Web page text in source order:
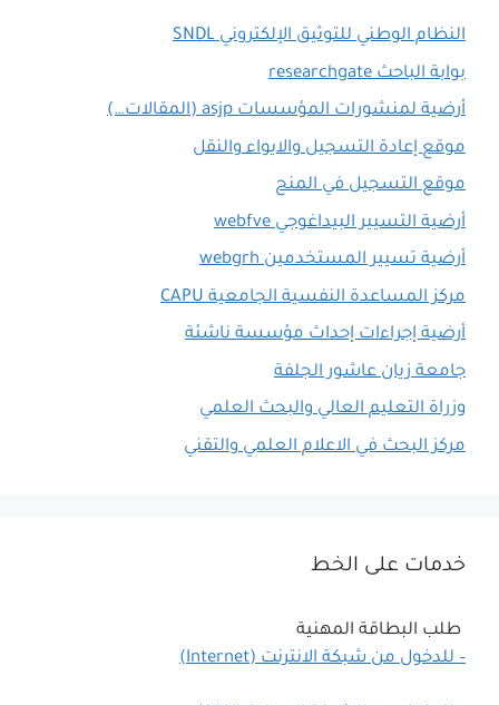
النظام الوطني للتوثيق الإلكتروني SNDL
بوابة الباحث researchgate
أرضية لمنشورات المؤسسات asjp (المقالات…)
موقع إعادة التسجيل والايواء والنقل
موقع التسجيل في المنح
أرضية التسيير البيداغوجي webfve
أرضية تسيير المستخدمين webgrh
مركز المساعدة النفسية الجامعية CAPU
أرضية إجراءات إحداث مؤسسة ناشئة
جامعة زيان عاشور الجلفة
وزراة التعليم العالي والبحث العلمي
مركز البحث في الاعلام العلمي والتقني
خدمات على الخط
طلب البطاقة المهنية
– للدخول من شبكة الانترنت (Internet)